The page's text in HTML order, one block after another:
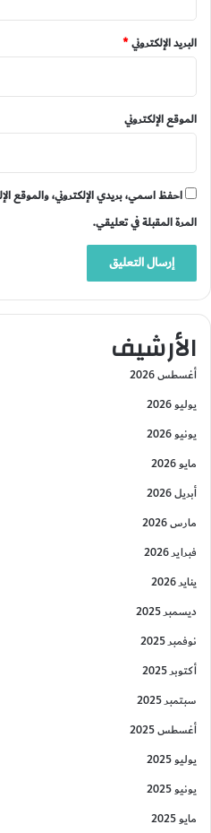
البريد الإلكتروني*
الموقع الإلكتروني
احفظ اسمي، بريدي الإلكتروني، والموقع
المرة المقبلة في تعليقي.
الأرشيف
أغسطس 2026
يوليو 2026
يونيو 2026
مايو 2026
أبريل 2026
مارس 2026
فبراير 2026
يناير 2026
ديسمبر 2025
نوفمبر 2025
أكتوبر 2025
سبتمبر 2025
أغسطس 2025
يوليو 2025
يونيو 2025
مايو 2025